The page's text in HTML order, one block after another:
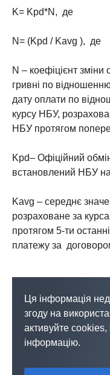
K= Kpd*N, де
N= (Kpd / Kavg ), де
N – коефіцієнт зміни
гривні по
дату оплати по
курсу НБУ,
НБУ протягом
Kpd– Офіційний
встановлений НБУ
Kavg – середнє
розраховане за
протягом 5-ти
платежу за
Ця інформація
згоду на
активуйте
інформацію.